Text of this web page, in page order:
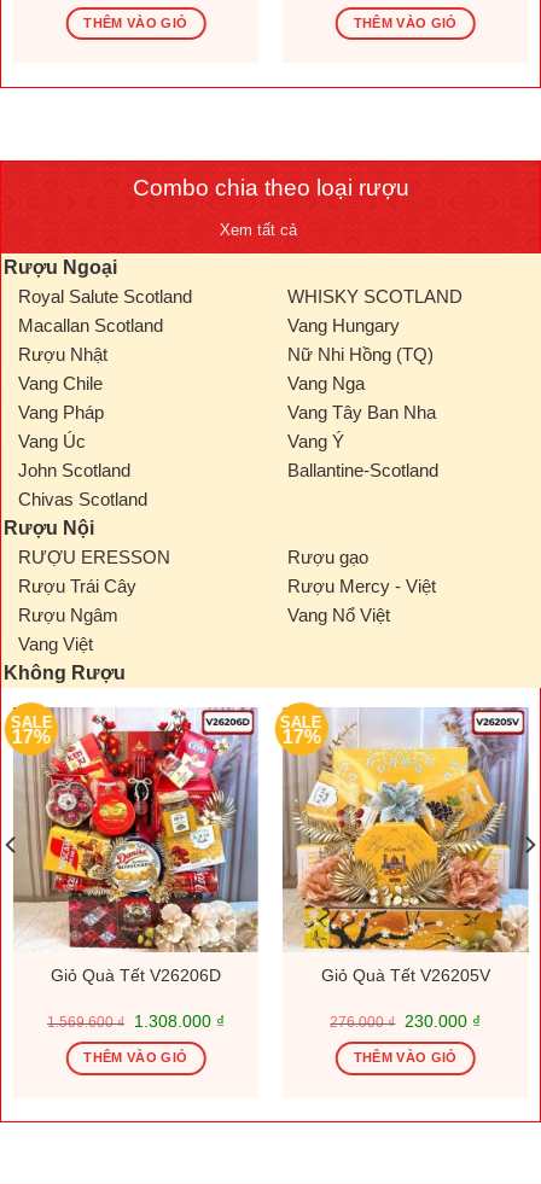
là:
1.569.600 ₫.
THÊM VÀO GIỎ
là:
276.000 ₫.
THÊM VÀO GIỎ
Combo chia theo loại rượu
Xem tất cả
Rượu Ngoại
Royal Salute Scotland
WHISKY SCOTLAND
Macallan Scotland
Vang Hungary
Rượu Nhật
Nữ Nhi Hồng (TQ)
Vang Chile
Vang Nga
Vang Pháp
Vang Tây Ban Nha
Vang Úc
Vang Ý
John Scotland
Ballantine-Scotland
Chivas Scotland
Rượu Nội
RƯỢU ERESSON
Rượu gạo
Rượu Trái Cây
Rượu Mercy - Việt
Rượu Ngâm
Vang Nổ Việt
Vang Việt
Không Rượu
SALE
17%
Giỏ Quà Tết V26206D
1.569.600₫
Giá
là:
1.569.600 ₫.
1.308.000 ₫Giá
THÊM VÀO GIỎ
SALE
17%
Giỏ Quà Tết V26205V
276.000₫
Giá
là:
276.000 ₫.
230.000 ₫Giá
THÊM VÀO GIỎ